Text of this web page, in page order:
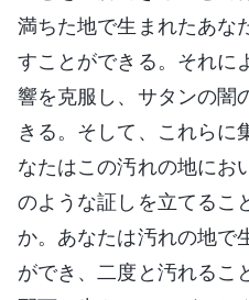
満ちた地で生まれたあな
すことができる。それに
響を克服し、サタンの闇
きる。そして、これらに
なたはこの汚れの地にお
のような証しを立てるこ
か。あなたは汚れの地で
ができ、二度と汚れるこ